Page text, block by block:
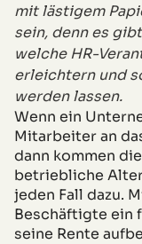
mit lästigem
sein, denn es
welche HR-
erleichtern und
werden lassen.
Wenn ein
Mitarbeiter an
dann kommen
betriebliche
jeden Fall dazu.
Beschäftigte ein
seine Rente